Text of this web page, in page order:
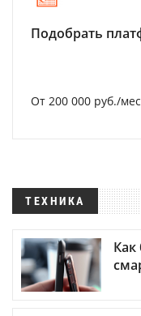
Подобрать
От 200 000 руб./
ТЕХНИКА
Как